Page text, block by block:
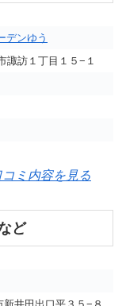
デンゆう
諏訪１丁目１５−１
ミ内容を見る
ど